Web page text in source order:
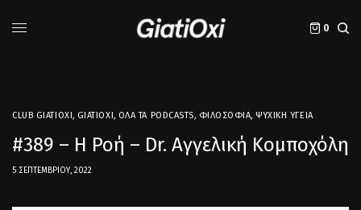
0
CLUB GIATIOXI, GIATIOXI, ΌΛΑ ΤΑ PODCASTS, ΦΙΛΟΣΟΦΊΑ, ΨΥΧΙΚΉ ΥΓΕΊΑ
#389 – Η Ροή – Dr. Αγγελική Κομποχόλη
5 ΣΕΠΤΕΜΒΡΊΟΥ, 2022